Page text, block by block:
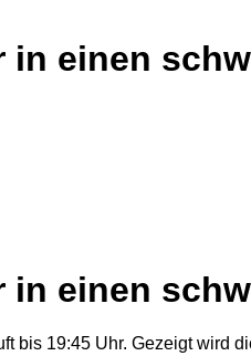
einen
einen
bis 19:45 Uhr. Gezeigt wird